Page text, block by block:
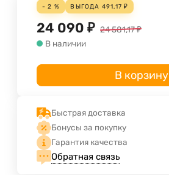
- 2 % ВЫГОДА 491,17 ₽
24 090 ₽ 24 581,17₽
В наличии
В корзину
Быстрая доставка
Бонусы за покупку
Гарантия качества
Обратная связь